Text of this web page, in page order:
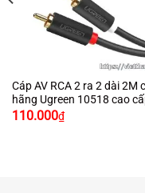
Cáp AV RCA 2 ra 2 dài 2M
hãng Ugreen 10518 cao
110.000₫